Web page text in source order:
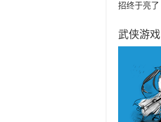
招终于亮了
武侠游戏